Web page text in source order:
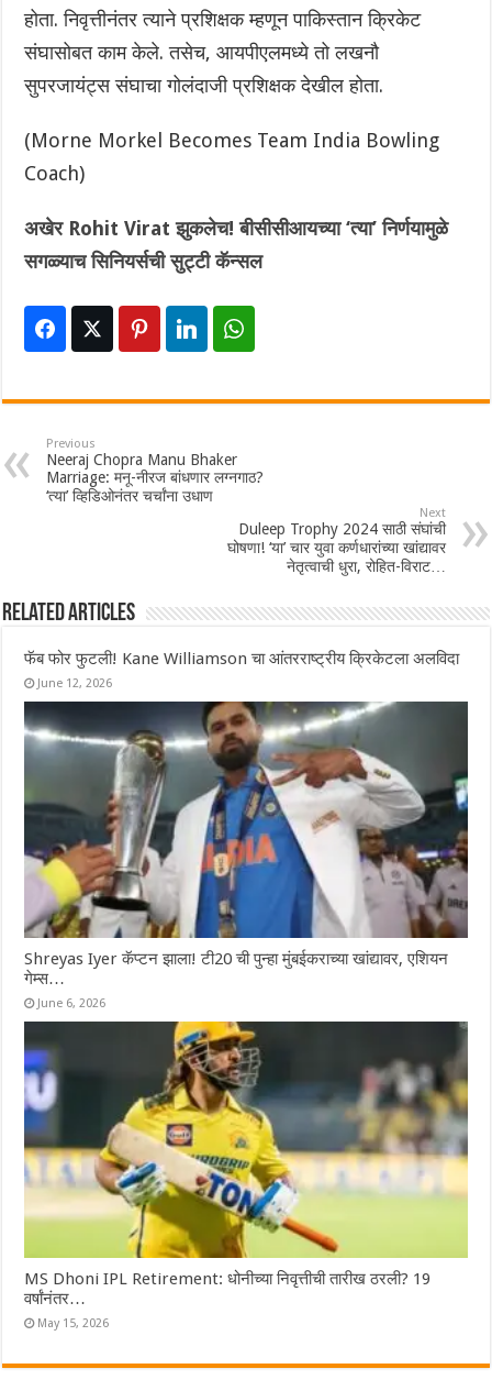
होता. निवृत्तीनंतर त्याने प्रशिक्षक म्हणून पाकिस्तान क्रिकेट
संघासोबत काम केले. तसेच, आयपीएलमध्ये तो लखनौ
सुपरजायंट्स संघाचा गोलंदाजी प्रशिक्षक देखील होता.
(Morne Morkel Becomes Team India Bowling
Coach)
अखेर Rohit Virat झुकलेच! बीसीसीआयच्या ‘त्या’ निर्णयामुळे
सगळ्याच सिनियर्सची सुट्टी कॅन्सल
Previous
Neeraj Chopra Manu Bhaker
Marriage: मनू-नीरज बांधणार लग्नगाठ?
‘त्या’ व्हिडिओनंतर चर्चांना उधाण
Next
Duleep Trophy 2024 साठी संघांची
घोषणा! ‘या’ चार युवा कर्णधारांच्या खांद्यावर
नेतृत्वाची धुरा, रोहित-विराट…
Related Articles
फॅब फोर फुटली! Kane Williamson चा आंतरराष्ट्रीय क्रिकेटला अलविदा
June 12, 2026
Shreyas Iyer कॅप्टन झाला! टी20 ची पुन्हा मुंबईकराच्या खांद्यावर, एशियन
गेम्स…
June 6, 2026
MS Dhoni IPL Retirement: धोनीच्या निवृत्तीची तारीख ठरली? 19
वर्षांनंतर…
May 15, 2026